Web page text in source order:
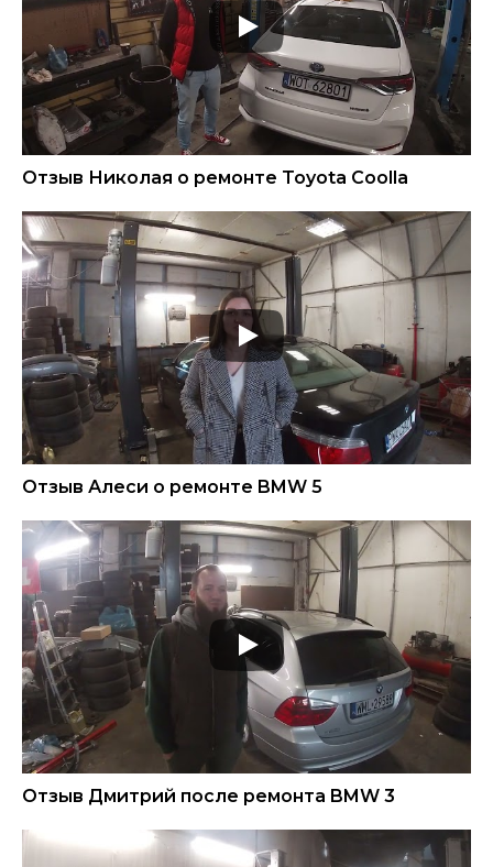
Отзыв Николая о ремонте Toyota Coolla
Отзыв Алеси о ремонте BMW 5
Отзыв Дмитрий после ремонта BMW 3